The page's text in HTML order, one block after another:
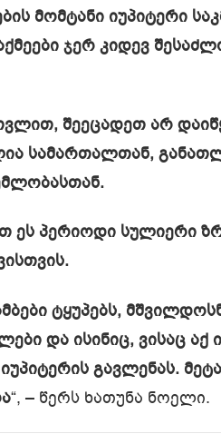
მომტანი იუპიტერი
ჯერ კიდევ
შეეცადეთ არ
სამართალთან,
ეს პერიოდი სულიერი
ტყუპებს,
და ისინიც, ვისაც აქ
გავლენას.
“, – წერს ხათუნა ნოელი.